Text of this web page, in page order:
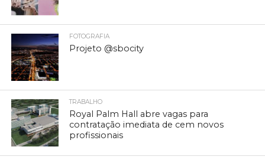
FOTOGRAFIA
Projeto @sbocity
TRABALHO
Royal Palm Hall abre vagas para
contratação imediata de cem novos
profissionais